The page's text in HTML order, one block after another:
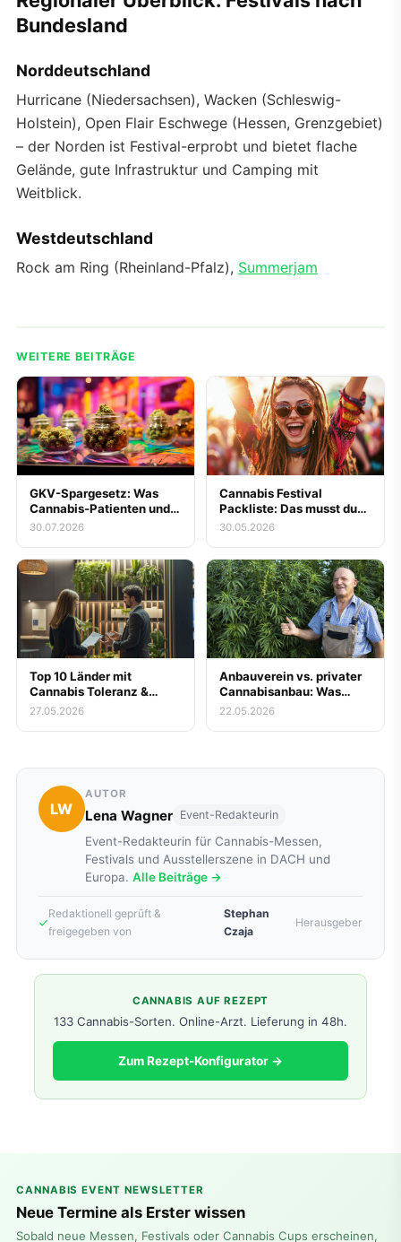
Bundesland
Norddeutschland
Hurricane (Niedersachsen), Wacken (Schleswig-
Holstein), Open Flair Eschwege (Hessen, Grenzgebiet)
– der Norden ist Festival-erprobt und bietet flache
Gelände, gute Infrastruktur und Camping mit
Weitblick.
Westdeutschland
Rock am Ring (Rheinland-Pfalz), Summerjam
WEITERE BEITRÄGE
GKV-Spargesetz: Was
Cannabis-Patienten und
Messe-Besucher zur
Blüten jetzt wissen
müssen
30.07.2026
Cannabis Festival
Packliste: Das musst du
mitnehmen
30.05.2026
Top 10 Länder mit
Cannabis Toleranz &
Legalität
27.05.2026
Anbauverein vs. privater
Cannabisanbau: Was
lohnt sich wirklich?
22.05.2026
LW
AUTOR
Lena Wagner Event-Redakteurin
Event-Redakteurin für Cannabis-Messen,
Festivals und Ausstellerszene in DACH und
Europa. Alle Beiträge →
Redaktionell geprüft &
freigegeben von
Stephan
Czaja
·Herausgeber
CANNABIS AUF REZEPT
133 Cannabis-Sorten. Online-Arzt. Lieferung in 48h.
Zum Rezept-Konfigurator →
CANNABIS EVENT NEWSLETTER
Neue Termine als Erster wissen
Sobald neue Messen, Festivals oder Cannabis Cups erscheinen,